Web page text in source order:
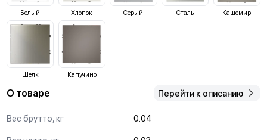
Белый Хлопок Серый Сталь Кашемир
Шелк Капучино
О товаре Перейти к описанию
Вес брутто, кг 0.04